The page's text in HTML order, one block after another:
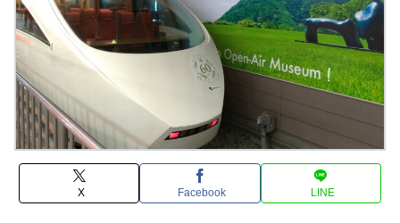
X Facebook LINE